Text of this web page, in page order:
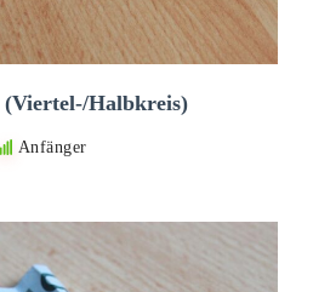
(Viertel-/Halbkreis)
Anfänger